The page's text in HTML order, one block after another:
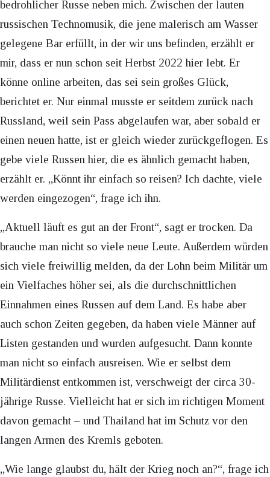
bedrohlicher Russe neben mich. Zwischen der lauten
russischen Technomusik, die jene malerisch am Wasser
gelegene Bar erfüllt, in der wir uns befinden, erzählt er
mir, dass er nun schon seit Herbst 2022 hier lebt. Er
könne online arbeiten, das sei sein großes Glück,
berichtet er. Nur einmal musste er seitdem zurück nach
Russland, weil sein Pass abgelaufen war, aber sobald er
einen neuen hatte, ist er gleich wieder zurückgeflogen. Es
gebe viele Russen hier, die es ähnlich gemacht haben,
erzählt er. „Könnt ihr einfach so reisen? Ich dachte, viele
werden eingezogen“, frage ich ihn.
„Aktuell läuft es gut an der Front“, sagt er trocken. Da
brauche man nicht so viele neue Leute. Außerdem würden
sich viele freiwillig melden, da der Lohn beim Militär um
ein Vielfaches höher sei, als die durchschnittlichen
Einnahmen eines Russen auf dem Land. Es habe aber
auch schon Zeiten gegeben, da haben viele Männer auf
Listen gestanden und wurden aufgesucht. Dann konnte
man nicht so einfach ausreisen. Wie er selbst dem
Militärdienst entkommen ist, verschweigt der circa 30-
jährige Russe. Vielleicht hat er sich im richtigen Moment
davon gemacht – und Thailand hat im Schutz vor den
langen Armen des Kremls geboten.
„Wie lange glaubst du, hält der Krieg noch an?“, frage ich